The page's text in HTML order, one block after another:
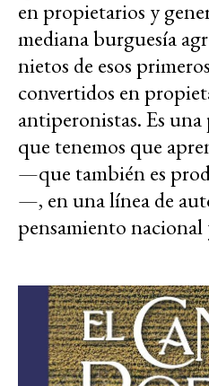
en propietarios y
mediana burguesía
nietos de esos
convertidos en
antiperonistas. Es
que tenemos que
—que también es
—, en una línea de
pensamiento